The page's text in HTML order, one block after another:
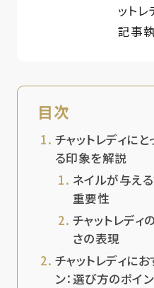
ット
記事
目次
チャットレディに
る印象を解説
ネイルが与え
重要性
チャットレディ
さの表現
チャットレディに
ン：選び方のポイ